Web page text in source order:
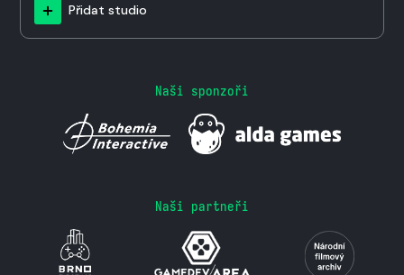
Přidat studio
Naši sponzoři
Naši partneři